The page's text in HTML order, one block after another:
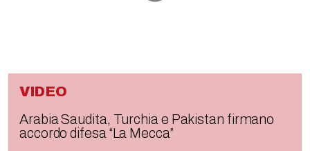
VIDEO
Arabia Saudita, Turchia e Pakistan firmano
accordo difesa “La Mecca”